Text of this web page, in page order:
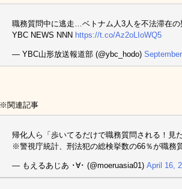
職務質問中に逃走…ベトナム人3人を不法滞在
YBC NEWS NNN https://t.co/Az2oLIoWQ5
— YBC山形放送報道部 (@ybc_hodo)
※関連記事
帰化人ら「歩いてるだけで職務質問される！
※警視庁統計、刑法犯の総検挙数の66％が職務
— もえるあじあ ･∀･ (@moeruasia01) April 16,